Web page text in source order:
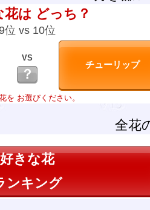
花は どっち？
9位 vs 10位
VS
？
を お選びください。
全花
好きな花
ンキング